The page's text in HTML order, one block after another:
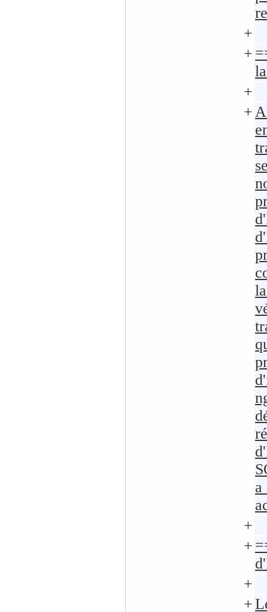
+
+
+
+
a
+
+
+
+